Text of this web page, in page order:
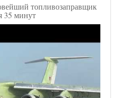
топливозаправщик
35 минут